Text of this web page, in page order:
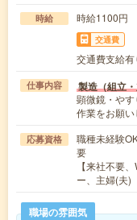
時給 時給1100円
交通費
交通費支給有
仕事内容 製造（組立
顕微鏡・や
作業をお願
応募資格
職種未経験
要
【来社不要
ー、主婦(夫
職場の雰囲気